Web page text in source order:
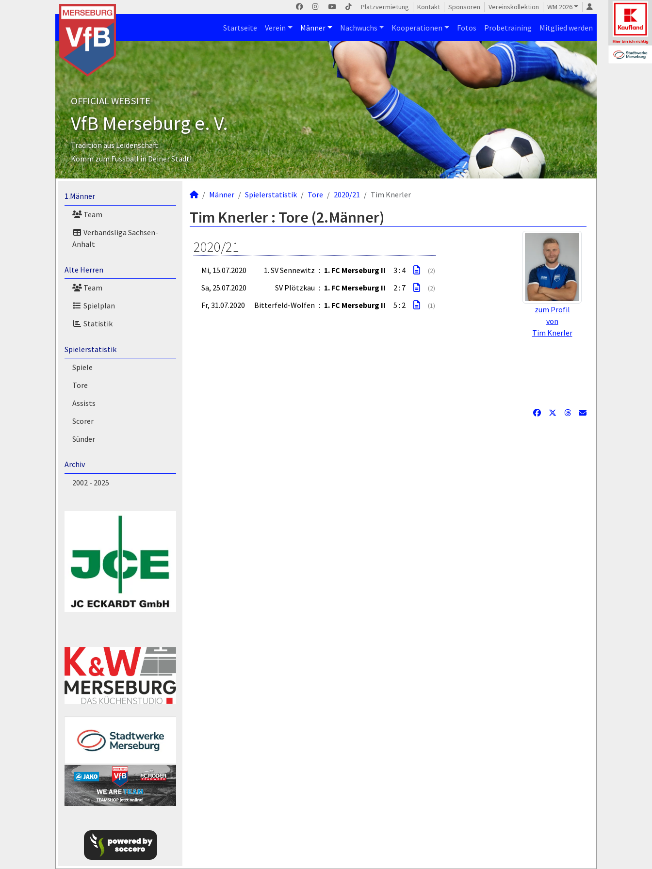
Platzvermietung Kontakt Sponsoren Vereinskollektion WM 2026
Startseite Verein Männer Nachwuchs Kooperationen Fotos Probetraining Mitglied werden
OFFICIAL WEBSITE
VfB Merseburg e. V.
Tradition aus Leidenschaft
Komm zum Fussball in Deiner Stadt!
1.Männer
Team
Verbandsliga Sachsen-
Anhalt
Alte Herren
Team
Spielplan
Statistik
Spielerstatistik
Spiele
Tore
Assists
Scorer
Sünder
Archiv
2002 - 2025
Männer Spielerstatistik Tore 2020/21 Tim Knerler
Tim Knerler : Tore (2.Männer)
zum Profil
von
Tim Knerler
2020/21
Mi, 15.07.2020 1. SV Sennewitz : 1. FC Merseburg II 3 : 4 (2)
Sa, 25.07.2020 SV Plötzkau : 1. FC Merseburg II 2 : 7 (2)
Fr, 31.07.2020 Bitterfeld-Wolfen : 1. FC Merseburg II 5 : 2 (1)